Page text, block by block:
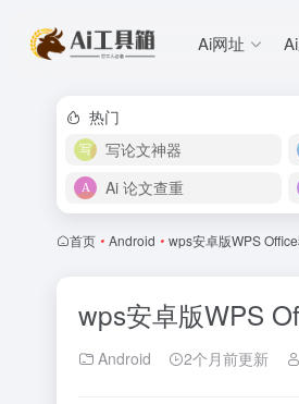
Ai网址
热门
写论文神器
Ai 论文查重
首页 • Android • wps安卓版WPS
wps安卓版WPS
Android 2个月前更新